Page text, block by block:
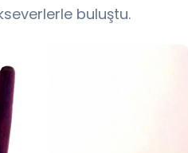
buluştu.